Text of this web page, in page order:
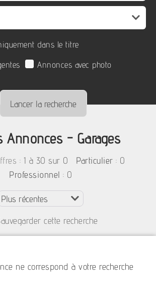
dans le titre
Annonces avec photo
Annonces - Garages
: 1 à 30 sur 0 Particulier : 0
Professionnel : 0
cette recherche
ne correspond à votre recherche